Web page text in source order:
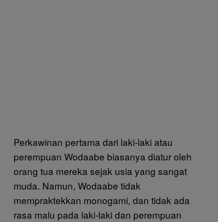
Perkawinan pertama dari laki-laki atau
perempuan Wodaabe biasanya diatur oleh
orang tua mereka sejak usia yang sangat
muda. Namun, Wodaabe tidak
mempraktekkan monogami, dan tidak ada
rasa malu pada laki-laki dan perempuan